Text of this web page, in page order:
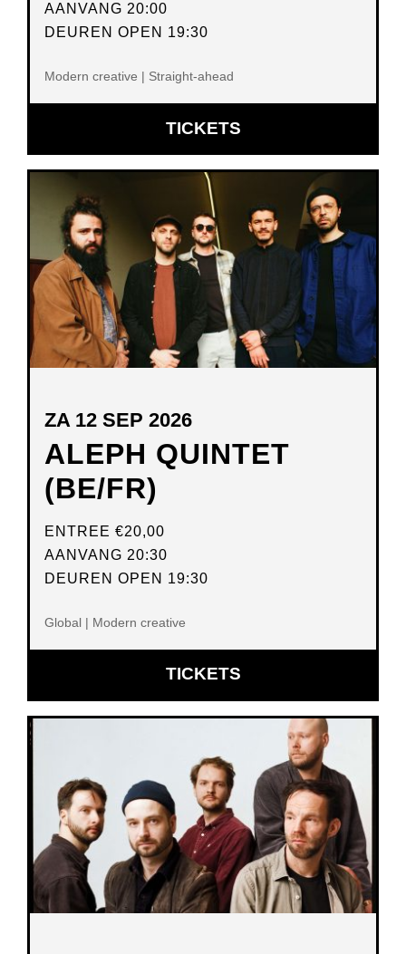
AANVANG 20:00
DEUREN OPEN 19:30
Modern creative | Straight-ahead
TICKETSOPENT
IN
VENSTER
ALEPH QUINTET
(BE/FR)
ZA 12 SEP 2026
ENTREE €20,00
AANVANG 20:30
DEUREN OPEN 19:30
Global | Modern creative
TICKETSOPENT
IN
NIEUW
VENSTER